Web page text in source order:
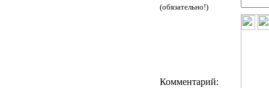
(обязательно!)
Комментарий: